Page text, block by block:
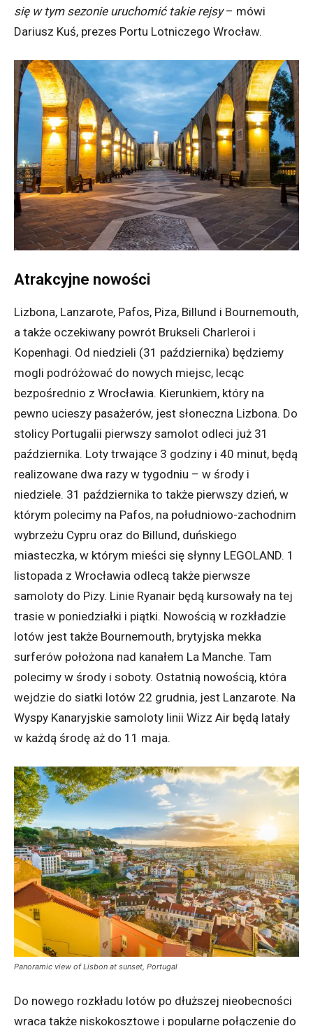
się w tym sezonie uruchomić takie rejsy– mówi
Dariusz Kuś, prezes Portu Lotniczego Wrocław.
Atrakcyjne nowości
Lizbona, Lanzarote, Pafos, Piza, Billund i Bournemouth,
a także oczekiwany powrót Brukseli Charleroi i
Kopenhagi. Od niedzieli (31 października) będziemy
mogli podróżować do nowych miejsc, lecąc
bezpośrednio z Wrocławia. Kierunkiem, który na
pewno ucieszy pasażerów, jest słoneczna Lizbona. Do
stolicy Portugalii pierwszy samolot odleci już 31
października. Loty trwające 3 godziny i 40 minut, będą
realizowane dwa razy w tygodniu – w środy i
niedziele. 31 października to także pierwszy dzień, w
którym polecimy na Pafos, na południowo-zachodnim
wybrzeżu Cypru oraz do Billund, duńskiego
miasteczka, w którym mieści się słynny LEGOLAND. 1
listopada z Wrocławia odlecą także pierwsze
samoloty do Pizy. Linie Ryanair będą kursowały na tej
trasie w poniedziałki i piątki. Nowością w rozkładzie
lotów jest także Bournemouth, brytyjska mekka
surferów położona nad kanałem La Manche. Tam
polecimy w środy i soboty. Ostatnią nowością, która
wejdzie do siatki lotów 22 grudnia, jest Lanzarote. Na
Wyspy Kanaryjskie samoloty linii Wizz Air będą latały
w każdą środę aż do 11 maja.
Panoramic view of Lisbon at sunset, Portugal
Do nowego rozkładu lotów po dłuższej nieobecności
wraca także niskokosztowe i popularne połączenie do